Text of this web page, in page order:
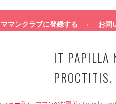
ママンクラブに登録する お問
IT PAPILLA
PROCTITIS.